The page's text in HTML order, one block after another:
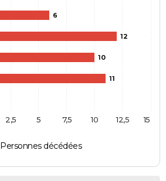
6
12
10
11
Personnes décédées
2,5 5 7,5 10 12,5 15